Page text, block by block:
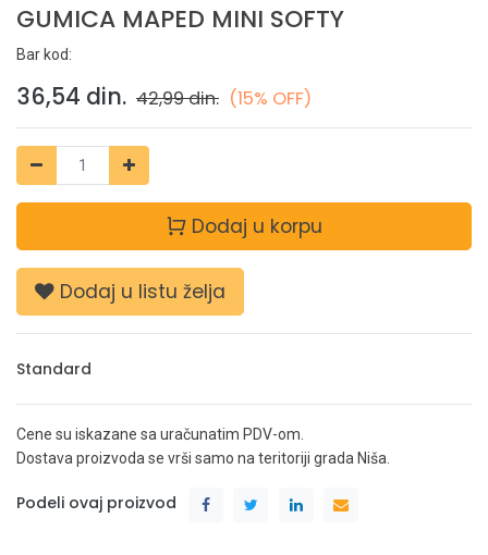
GUMICA MAPED MINI SOFTY
Bar kod:
36,54 din. 42,99din. (15% OFF)
Dodaj u korpu
Dodaj u listu želja
Standard
Cene su iskazane sa uračunatim PDV-om.
Dostava proizvoda se vrši samo na teritoriji grada Niša.
Podeli ovaj proizvod